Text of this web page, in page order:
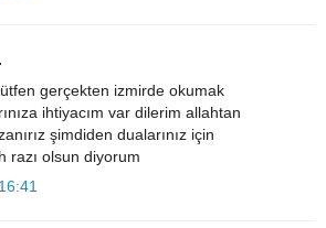
gerçekten izmirde okumak
ihtiyacım var dilerim allahtan
şimdiden dualarınız için
razı olsun diyorum